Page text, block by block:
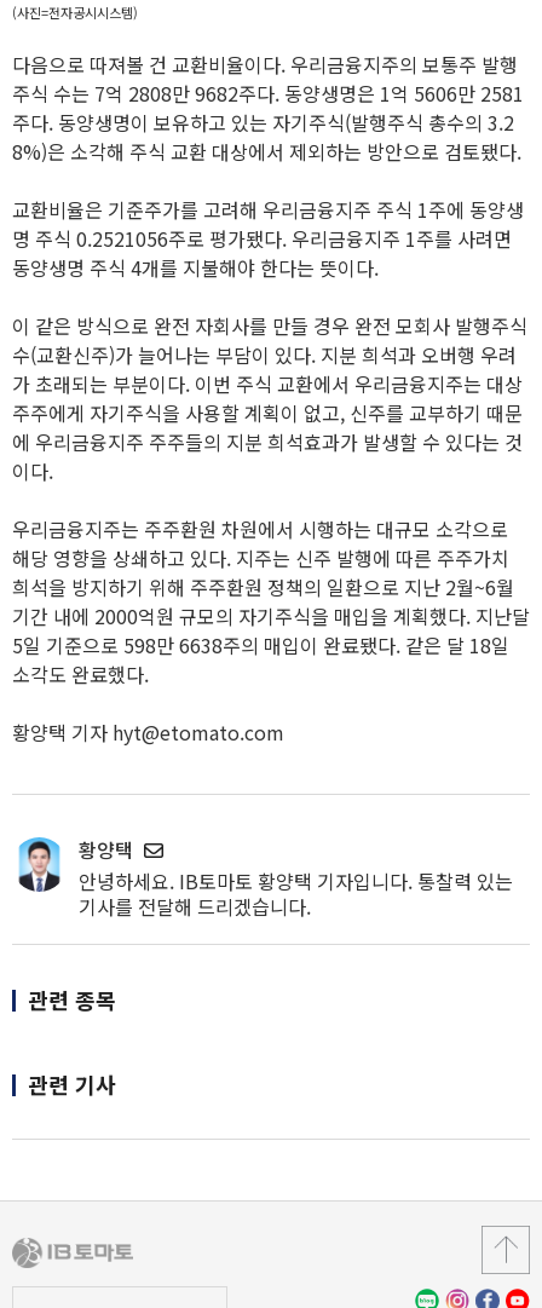
(사진=전자공시시스템)
다음으로 따져볼 건 교환비율이다. 우리금융지주의 보통주 발행
주식 수는 7억 2808만 9682주다. 동양생명은 1억 5606만 2581
주다. 동양생명이 보유하고 있는 자기주식(발행주식 총수의 3.2
8%)은 소각해 주식 교환 대상에서 제외하는 방안으로 검토됐다.
교환비율은 기준주가를 고려해 우리금융지주 주식 1주에 동양생
명 주식 0.2521056주로 평가됐다. 우리금융지주 1주를 사려면
동양생명 주식 4개를 지불해야 한다는 뜻이다.
이 같은 방식으로 완전 자회사를 만들 경우 완전 모회사 발행주식
수(교환신주)가 늘어나는 부담이 있다. 지분 희석과 오버행 우려
가 초래되는 부분이다. 이번 주식 교환에서 우리금융지주는 대상
주주에게 자기주식을 사용할 계획이 없고, 신주를 교부하기 때문
에 우리금융지주 주주들의 지분 희석효과가 발생할 수 있다는 것
이다.
우리금융지주는 주주환원 차원에서 시행하는 대규모 소각으로
해당 영향을 상쇄하고 있다. 지주는 신주 발행에 따른 주주가치
희석을 방지하기 위해 주주환원 정책의 일환으로 지난 2월~6월
기간 내에 2000억원 규모의 자기주식을 매입을 계획했다. 지난달
5일 기준으로 598만 6638주의 매입이 완료됐다. 같은 달 18일
소각도 완료했다.
황양택 기자 hyt@etomato.com
황양택
안녕하세요. IB토마토 황양택 기자입니다. 통찰력 있는
기사를 전달해 드리겠습니다.
관련 종목
관련 기사